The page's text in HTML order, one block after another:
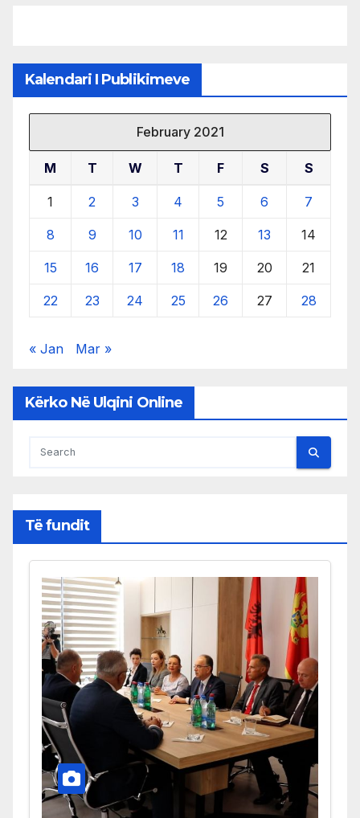
Kalendari I Publikimeve
February 2021
M T W T F S S
1 2 3 4 5 6 7
8 9 10 11 12 13 14
15 16 17 18 19 20 21
22 23 24 25 26 27 28
« Jan Mar »
Kërko Në Ulqini Online
Të fundit